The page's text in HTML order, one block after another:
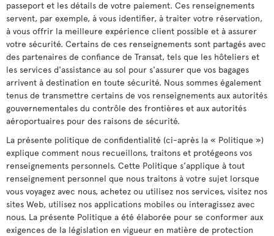
passeport et les détails de votre paiement. Ces renseignements
servent, par exemple, à vous identifier, à traiter votre réservation,
à vous offrir la meilleure expérience client possible et à assurer
votre sécurité. Certains de ces renseignements sont partagés avec
des partenaires de confiance de Transat, tels que les hôteliers et
les services d'assistance au sol pour s'assurer que vos bagages
arrivent à destination en toute sécurité. Nous sommes également
tenus de transmettre certains de vos renseignements aux autorités
gouvernementales du contrôle des frontières et aux autorités
aéroportuaires pour des raisons de sécurité.
La présente politique de confidentialité (ci-après la « Politique »)
explique comment nous recueillons, traitons et protégeons vos
renseignements personnels. Cette Politique s’applique à tout
renseignement personnel que nous traitons à votre sujet lorsque
vous voyagez avec nous, achetez ou utilisez nos services, visitez nos
sites Web, utilisez nos applications mobiles ou interagissez avec
nous. La présente Politique a été élaborée pour se conformer aux
exigences de la législation en vigueur en matière de protection